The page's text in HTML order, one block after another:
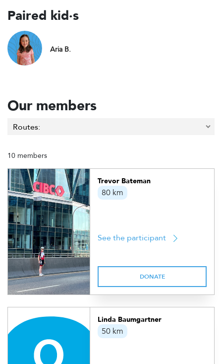
Paired kid·s
Aria B.
Our members
10 members
Trevor Bateman
80 km
See the participant
DONATE
Linda Baumgartner
50 km